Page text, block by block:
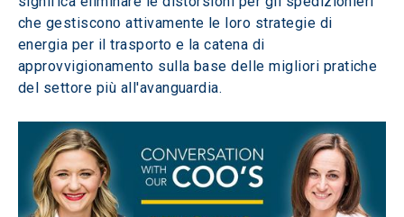
che gestiscono attivamente le loro strategie di
energia per il trasporto e la catena di
approvvigionamento sulla base delle migliori pratiche
del settore più all'avanguardia.